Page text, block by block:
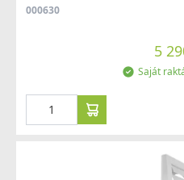
000630
5
Saját